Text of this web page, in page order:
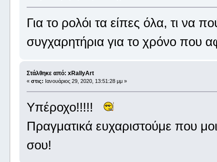
Για το ρολόι τα είπες όλα, τι να
συγχαρητήρια για το χρόνο που
Στάλθηκε από: xRallyArt
« στις: Ιανουάριος 29, 2020, 13:51:28 μμ »
Υπέροχο!!!!!
Πραγματικά ευχαριστούμε που
σου!